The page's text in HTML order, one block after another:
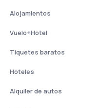
Alojamientos
Vuelo+Hotel
Tiquetes baratos
Hoteles
Alquiler de autos